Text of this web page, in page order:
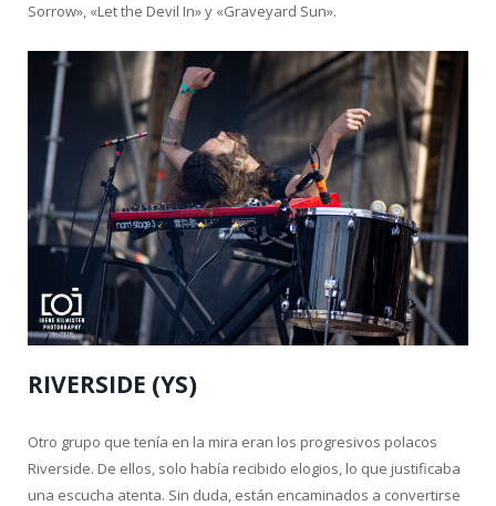
Sorrow», «Let the Devil In» y «Graveyard Sun».
RIVERSIDE (YS)
Otro grupo que tenía en la mira eran los progresivos polacos
Riverside. De ellos, solo había recibido elogios, lo que justificaba
una escucha atenta. Sin duda, están encaminados a convertirse